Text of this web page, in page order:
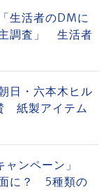
生活者のDMに
調査」 生活者
日・六本木ヒル
紙製アイテム
ャンペーン」
に？ 5種類の